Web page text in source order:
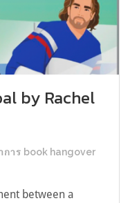
by Rachel
การ book hangover
between a